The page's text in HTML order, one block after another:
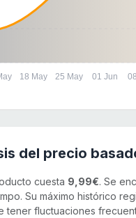
18 May 25 May 01 Jun
del precio
cuesta 9,99€. Se
Su máximo histórico
tener fluctuaciones